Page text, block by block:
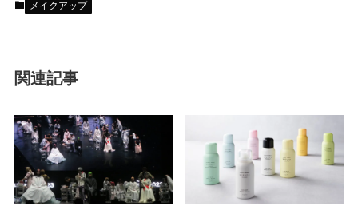
メイクアップ
関連記事